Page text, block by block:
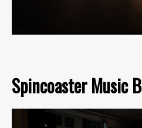
Spincoaster Music